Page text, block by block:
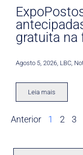
gratuita na
Agosto 5, 2026 LBC
Leia mais
Anterior 1 2 3